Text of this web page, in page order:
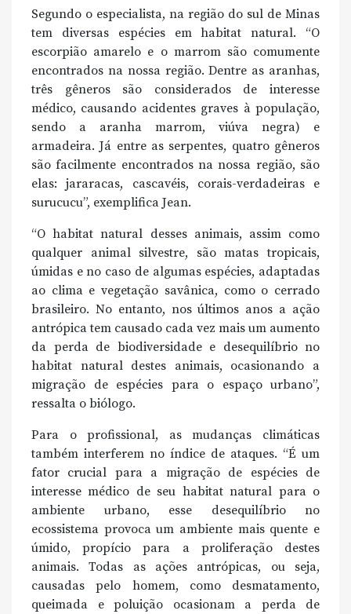
Segundo o especialista, na região do sul de Minas
tem diversas espécies em habitat natural. “O
escorpião amarelo e o marrom são comumente
encontrados na nossa região. Dentre as aranhas,
três gêneros são considerados de interesse
médico, causando acidentes graves à população,
sendo a aranha marrom, viúva negra) e
armadeira. Já entre as serpentes, quatro gêneros
são facilmente encontrados na nossa região, são
elas: jararacas, cascavéis, corais-verdadeiras e
surucucu”, exemplifica Jean.
“O habitat natural desses animais, assim como
qualquer animal silvestre, são matas tropicais,
úmidas e no caso de algumas espécies, adaptadas
ao clima e vegetação savânica, como o cerrado
brasileiro. No entanto, nos últimos anos a ação
antrópica tem causado cada vez mais um aumento
da perda de biodiversidade e desequilíbrio no
habitat natural destes animais, ocasionando a
migração de espécies para o espaço urbano”,
ressalta o biólogo.
Para o profissional, as mudanças climáticas
também interferem no índice de ataques. “É um
fator crucial para a migração de espécies de
interesse médico de seu habitat natural para o
ambiente urbano, esse desequilíbrio no
ecossistema provoca um ambiente mais quente e
úmido, propício para a proliferação destes
animais. Todas as ações antrópicas, ou seja,
causadas pelo homem, como desmatamento,
queimada e poluição ocasionam a perda de